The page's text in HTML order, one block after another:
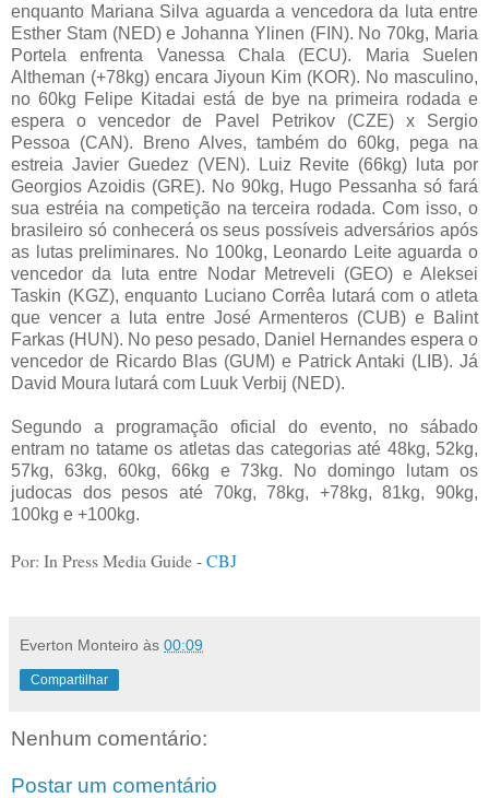
enquanto Mariana Silva aguarda a vencedora da luta entre
Esther Stam (NED) e Johanna Ylinen (FIN). No 70kg, Maria
Portela enfrenta Vanessa Chala (ECU). Maria Suelen
Altheman (+78kg) encara Jiyoun Kim (KOR). No masculino,
no 60kg Felipe Kitadai está de bye na primeira rodada e
espera o vencedor de Pavel Petrikov (CZE) x Sergio
Pessoa (CAN). Breno Alves, também do 60kg, pega na
estreia Javier Guedez (VEN). Luiz Revite (66kg) luta por
Georgios Azoidis (GRE). No 90kg, Hugo Pessanha só fará
sua estréia na competição na terceira rodada. Com isso, o
brasileiro só conhecerá os seus possíveis adversários após
as lutas preliminares. No 100kg, Leonardo Leite aguarda o
vencedor da luta entre Nodar Metreveli (GEO) e Aleksei
Taskin (KGZ), enquanto Luciano Corrêa lutará com o atleta
que vencer a luta entre José Armenteros (CUB) e Balint
Farkas (HUN). No peso pesado, Daniel Hernandes espera o
vencedor de Ricardo Blas (GUM) e Patrick Antaki (LIB). Já
David Moura lutará com Luuk Verbij (NED).
Segundo a programação oficial do evento, no sábado
entram no tatame os atletas das categorias até 48kg, 52kg,
57kg, 63kg, 60kg, 66kg e 73kg. No domingo lutam os
judocas dos pesos até 70kg, 78kg, +78kg, 81kg, 90kg,
100kg e +100kg.
Por: In Press Media Guide -CBJ
Everton Monteiro às 00:09
Compartilhar
Nenhum comentário:
Postar um comentário